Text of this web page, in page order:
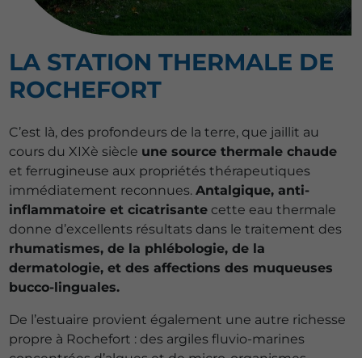
LA STATION THERMALE DE
ROCHEFORT
C’est là, des profondeurs de la terre, que jaillit au
cours du XIXè siècle une source thermale chaude
et ferrugineuse aux propriétés thérapeutiques
immédiatement reconnues. Antalgique, anti-
inflammatoire et cicatrisantecette eau thermale
donne d’excellents résultats dans le traitement des
rhumatismes, de la phlébologie, de la
dermatologie, et des affections des muqueuses
bucco-linguales.
De l’estuaire provient également une autre richesse
propre à Rochefort : des argiles fluvio-marines